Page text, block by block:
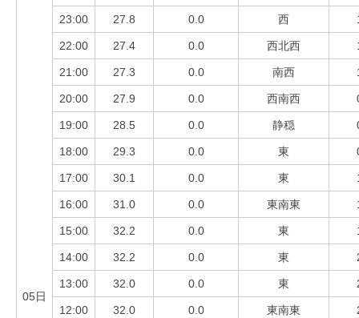
05日
23:00 27.8 0.0 西
22:00 27.4 0.0 西北西
21:00 27.3 0.0 南西
20:00 27.9 0.0 西南西
19:00 28.5 0.0 静穏
18:00 29.3 0.0 東
17:00 30.1 0.0 東
16:00 31.0 0.0 東南東
15:00 32.2 0.0 東
14:00 32.2 0.0 東
13:00 32.0 0.0 東
12:00 32.0 0.0 東南東